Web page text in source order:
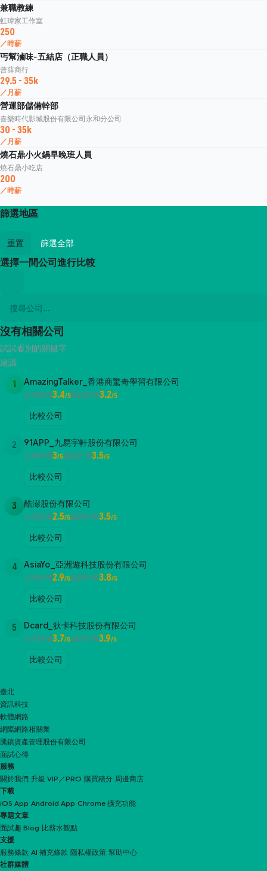
兼職教練
虹瑋家工作室
250
／時薪
丐幫滷味-五結店（正職人員）
曾薛商行
29.5 - 35k
／月薪
營運部儲備幹部
喜樂時代影城股份有限公司永和分公司
30 - 35k
／月薪
燒石鼎小火鍋早晚班人員
燒石鼎小吃店
200
／時薪
篩選地區
重置 篩選全部
選擇一間公司進行比較
沒有相關公司
試試看別的關鍵字
建議
1 AmazingTalker_香港商驚奇學習有限公司
公司評價3.4/5面試評價3.2/5
比較公司
2 91APP_九易宇軒股份有限公司
公司評價3/5面試評價3.5/5
比較公司
3 酷澎股份有限公司
公司評價2.5/5面試評價3.5/5
比較公司
4 AsiaYo_亞洲遊科技股份有限公司
公司評價2.9/5面試評價3.8/5
比較公司
5 Dcard_狄卡科技股份有限公司
公司評價3.7/5面試評價3.9/5
比較公司
臺北
資訊科技
軟體網路
網際網路相關業
騰鎮資產管理股份有限公司
面試心得
服務
關於我們 升級 VIP／PRO 購買積分 周邊商店
下載
iOS App Android App Chrome 擴充功能
專題文章
面試趣 Blog 比薪水觀點
支援
服務條款 AI 補充條款 隱私權政策 幫助中心
社群媒體